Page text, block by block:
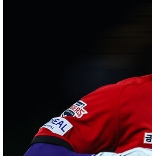
보] 호르무즈 해협 이란-오만 협상 기대속 뉴욕증시
보] 이란 대통령 "지금 최고지도자와 소통하기가 매
"이란-오만, 호르무즈 해협 통행 항로 합의" 이란 외